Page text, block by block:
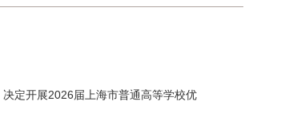
定开展2026届上海市普通高等学校优